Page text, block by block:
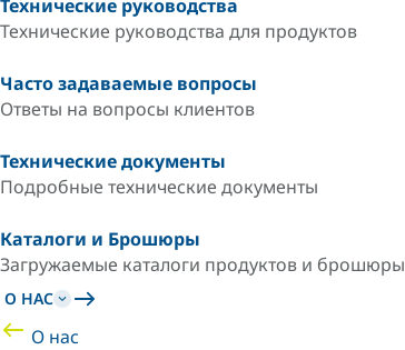
Технические руководства
Технические руководства для продуктов
Часто задаваемые вопросы
Ответы на вопросы клиентов
Технические документы
Подробные технические документы
Каталоги и Брошюры
Загружаемые каталоги продуктов и брошюры
О НАС
О нас